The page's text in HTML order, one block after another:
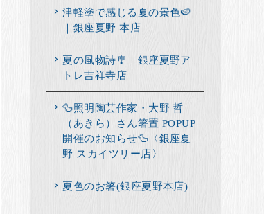
津軽塗で感じる夏の景色🍉
｜銀座夏野 本店
夏の風物詩🎐｜銀座夏野ア
トレ吉祥寺店
🦆照明陶芸作家・大野 哲
（あきら）さん箸置 POPUP
開催のお知らせ🦆〈銀座夏
野 スカイツリー店〉
夏色のお箸(銀座夏野本店)